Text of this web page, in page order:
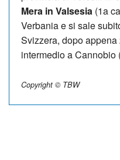
Mera in Valsesia (1a
Verbania e si sale
Svizzera, dopo
intermedio a Cannobio
Copyright © TBW